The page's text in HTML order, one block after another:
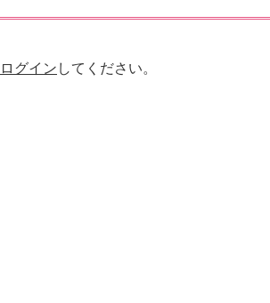
ログイン してください。